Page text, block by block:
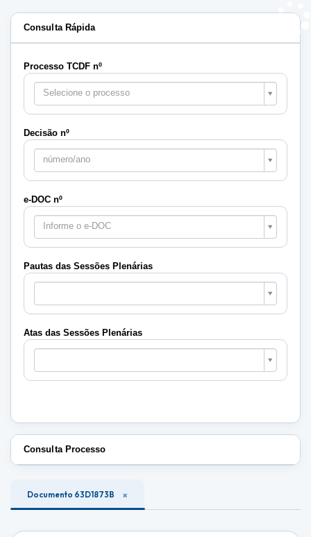
Consulta Rápida
Processo TCDF nº
Selecione o processo
Decisão nº
número/ano
e-DOC nº
Informe o e-DOC
Pautas das Sessões Plenárias
Pautas
Sessões
Plenárias
Atas das Sessões Plenárias
Atas
Sessões
Plenárias
Consulta Processo
Documento 63D1873B